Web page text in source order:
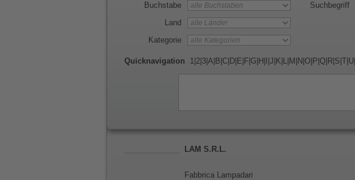
Buchstabe
Land
Kategorie
Suchbegriff
Quicknavigation 1 2 3 A B C D E F G H J K L M N O P Q R S T U
LAM S.R.L.
Fabbrica Lampadari